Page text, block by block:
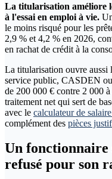
La titularisation améliore
à l'essai en emploi à vie.
le moins risqué pour les
2,9 % et 4,2 % en 2026,
en rachat de crédit à la
La titularisation ouvre aussi
service public, CASDEN
de 200 000 € contre 2 000
traitement net qui sert de
avec le calculateur de
complément des pièces
Un
refusé pour son